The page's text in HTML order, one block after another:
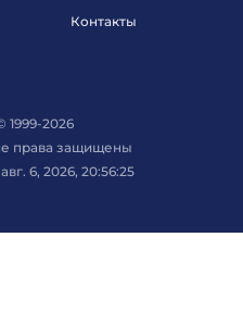
Контакты
1999-2026
права защищены
6, 2026, 20:56:25